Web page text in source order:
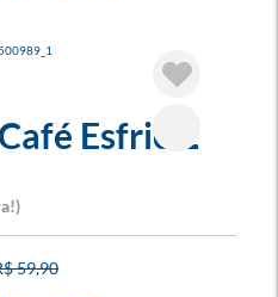
Esfrie 2
59,90